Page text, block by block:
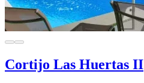
Cortijo Las Huertas II